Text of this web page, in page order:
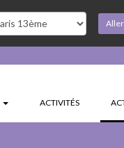
ACTIVITÉS